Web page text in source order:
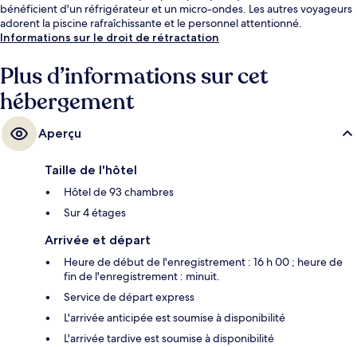
bénéficient d'un réfrigérateur et un micro-ondes. Les autres voyageurs
adorent la piscine rafraîchissante et le personnel attentionné.
Informations sur le droit de rétractation
Plus d’informations sur cet
hébergement
Aperçu
Taille de l'hôtel
Hôtel de 93 chambres
Sur 4 étages
Arrivée et départ
Heure de début de l'enregistrement : 16 h 00 ; heure de
fin de l'enregistrement : minuit.
Service de départ express
L'arrivée anticipée est soumise à disponibilité
L'arrivée tardive est soumise à disponibilité